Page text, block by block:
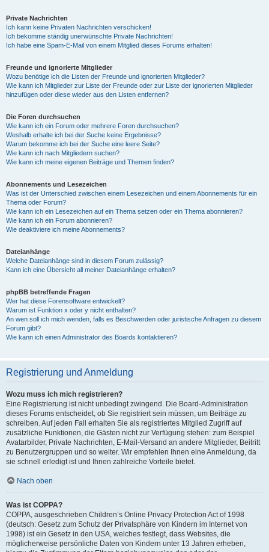
Private Nachrichten
Ich kann keine Privaten Nachrichten verschicken!
Ich bekomme ständig unerwünschte Private Nachrichten!
Ich habe eine Spam-E-Mail von einem Mitglied dieses Forums erhalten!
Freunde und ignorierte Mitglieder
Wozu benötige ich die Listen der Freunde und ignorierten Mitglieder?
Wie kann ich Mitglieder zur Liste der Freunde oder zur Liste der ignorierten Mitglieder
hinzufügen oder diese wieder aus den Listen entfernen?
Die Foren durchsuchen
Wie kann ich ein Forum oder mehrere Foren durchsuchen?
Weshalb erhalte ich bei der Suche keine Ergebnisse?
Warum bekomme ich bei der Suche eine leere Seite?
Wie kann ich nach Mitgliedern suchen?
Wie kann ich meine eigenen Beiträge und Themen finden?
Abonnements und Lesezeichen
Was ist der Unterschied zwischen einem Lesezeichen und einem Abonnements für ein
Thema oder Forum?
Wie kann ich ein Lesezeichen auf ein Thema setzen oder ein Thema abonnieren?
Wie kann ich ein Forum abonnieren?
Wie deaktiviere ich meine Abonnements?
Dateianhänge
Welche Dateianhänge sind in diesem Forum zulässig?
Kann ich eine Übersicht all meiner Dateianhänge erhalten?
phpBB betreffende Fragen
Wer hat diese Forensoftware entwickelt?
Warum ist Funktion x oder y nicht enthalten?
An wen soll ich mich wenden, falls es Beschwerden oder juristische Anfragen zu diesem
Forum gibt?
Wie kann ich einen Administrator des Boards kontaktieren?
Registrierung und Anmeldung
Wozu muss ich mich registrieren?
Eine Registrierung ist nicht unbedingt zwingend. Die Board-Administration
dieses Forums entscheidet, ob Sie registriert sein müssen, um Beiträge zu
schreiben. Auf jeden Fall erhalten Sie als registriertes Mitglied Zugriff auf
zusätzliche Funktionen, die Gästen nicht zur Verfügung stehen: zum Beispiel
Avatarbilder, Private Nachrichten, E-Mail-Versand an andere Mitglieder, Beitritt
zu Benutzergruppen und so weiter. Wir empfehlen Ihnen eine Anmeldung, da
sie schnell erledigt ist und Ihnen zahlreiche Vorteile bietet.
Nach oben
Was ist COPPA?
COPPA, ausgeschrieben Children’s Online Privacy Protection Act of 1998
(deutsch: Gesetz zum Schutz der Privatsphäre von Kindern im Internet von
1998) ist ein Gesetz in den USA, welches festlegt, dass Websites, die
möglicherweise persönliche Daten von Kindern unter 13 Jahren erheben,